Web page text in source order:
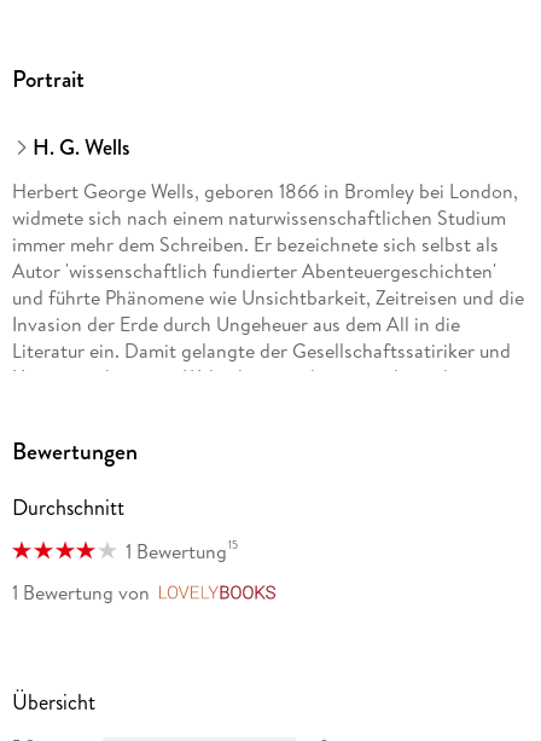
Portrait
H. G. Wells
Herbert George Wells, geboren 1866 in Bromley bei London,
widmete sich nach einem naturwissenschaftlichen Studium
immer mehr dem Schreiben. Er bezeichnete sich selbst als
Autor 'wissenschaftlich fundierter Abenteuergeschichten'
und führte Phänomene wie Unsichtbarkeit, Zeitreisen und die
Invasion der Erde durch Ungeheuer aus dem All in die
Literatur ein. Damit gelangte der Gesellschaftssatiriker und
Utopist nicht nur zu Weltruhm, sondern gestaltete die
Bewertungen
Durchschnitt
1 Bewertung15
1 Bewertung von
Übersicht